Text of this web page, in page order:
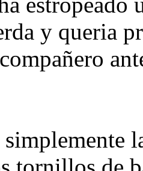
y queria